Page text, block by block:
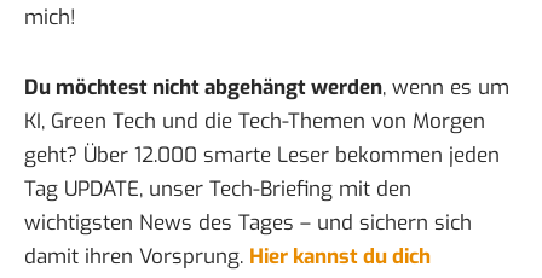
mich!
Du möchtest nicht abgehängt werden, wenn es um
KI, Green Tech und die Tech-Themen von Morgen
geht? Über 12.000 smarte Leser bekommen jeden
Tag UPDATE, unser Tech-Briefing mit den
wichtigsten News des Tages – und sichern sich
damit ihren Vorsprung. Hier kannst du dich